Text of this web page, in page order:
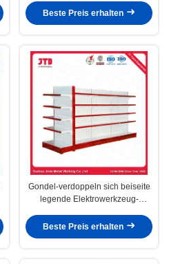
Beste Preis erhalten
Gondel-verdoppeln sich beiseite
legende Elektrowerkzeug-
Schrankwände mit Seiten
Beste Preis erhalten